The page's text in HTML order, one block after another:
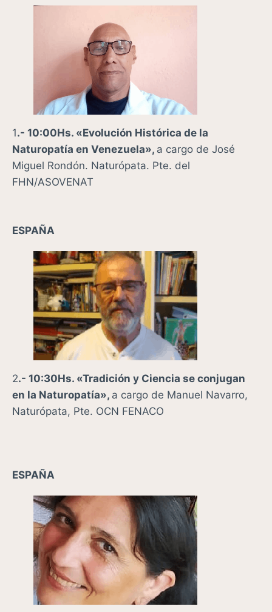
1.- 10:00Hs. «Evolución Histórica de la
Naturopatía en Venezuela», a cargo de José
Miguel Rondón. Naturópata. Pte. del
FHN/ASOVENAT
ESPAÑA
2.- 10:30Hs. «Tradición y Ciencia se conjugan
en la Naturopatía», a cargo de Manuel Navarro,
Naturópata, Pte. OCN FENACO
ESPAÑA